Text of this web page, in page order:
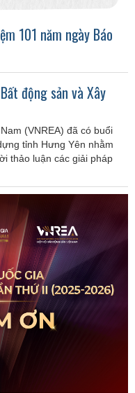
101 năm ngày Báo
động sản và Xây
(VNREA) đã có buổi
tỉnh Hưng Yên nhằm
thảo luận các giải pháp